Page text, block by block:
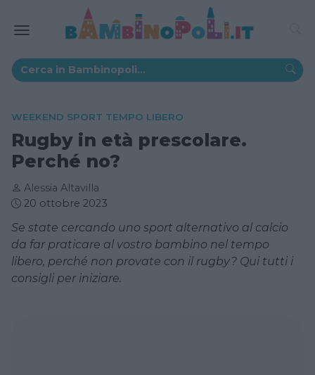
WEEKEND SPORT TEMPO LIBERO
Rugby in età prescolare.
Perché no?
Alessia Altavilla
20 ottobre 2023
Se state cercando uno sport alternativo al calcio
da far praticare al vostro bambino nel tempo
libero, perché non provate con il rugby? Qui tutti i
consigli per iniziare.